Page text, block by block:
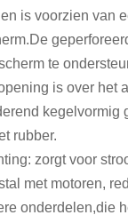
is voorzien van
te
is over het
kegelvormig
rubber.
zorgt voor
met motoren,
onderdelen,die